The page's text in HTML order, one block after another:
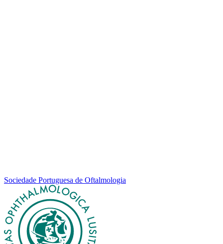
Sociedade Portuguesa de Oftalmologia